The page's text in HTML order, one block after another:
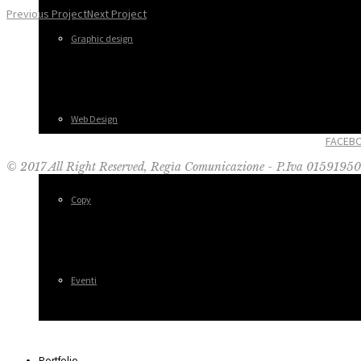
Graphic design
Web Design
Copy
Eventi
Previous ProjectNext Project
© 2017 All Right Reserved, Regìa Comunicazione - P.Iva